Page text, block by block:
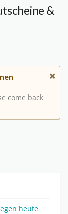
&
come back
heute